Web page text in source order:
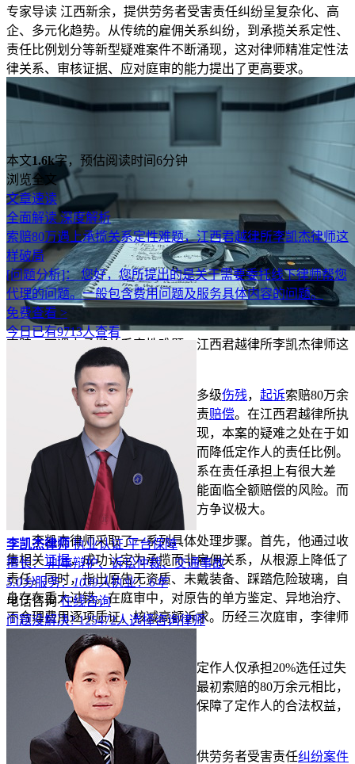
专家导读 江西新余，提供劳务者受害责任纠纷呈复杂化、高
企、多元化趋势。从传统的雇佣关系纠纷，到承揽关系定性、
责任比例划分等新型疑难案件不断涌现，这对律师精准定性法
律关系、审核证据、应对庭审的能力提出了更高要求。
索赔80万遇上承揽关系定性难题，江西君越律所李凯杰律师这
装修施工中，工人高处坠落致多级伤残， 起诉索赔80万余
雇佣关系要求定作人全责赔偿。在江西君越律所执
业期间，李凯杰律师接手此案后发现，本案的疑难之处在于如
法律关系 定性为承揽关系，从而降低定作人的责任比例。
从法律角度看，雇佣关系和承揽关系在责任承担上有很大差
异，如果不能成功定性，定作人可能面临全额赔偿的风险。而
且，原告方极力主张雇佣关系，双方争议极大。
李凯杰律师采取了一系列具体处理步骤。首先，他通过收
集相关证据，成功认定为承揽而非雇佣关系，从根源上降低了
责任。同时，指出原告无资质、未戴装备、踩踏危险玻璃，自
身存在重大过错。在庭审中，对原告的单方鉴定、异地治疗、
不合理费用逐项质证，核减高额诉求。历经三次庭审，李律师
持续补强证据、巩固抗辩观点。
最终，法院认定为承揽关系，定作人仅承担20%选任过失
责任，判决赔偿14万余元，与原告最初索赔的80万余元相比，
大幅降低。这一结果有效保障了定作人的合法权益，
避免了重大 经济损失。
结合江西办案经验，在这类提供劳务者受害责任纠纷案件
本文1.6k字，预估阅读时间6分钟
浏览全文
文章速读
全面解读 深度解析
索赔80万遇上承揽关系定性难题，江西君越律所李凯杰律师这
样破局
[问题分析]：您好，您所提出的是关于需要委托线下律师帮您
代理的问题。一般包含费用问题及服务具体内容的问题。
免费查看 >
今日已有9713人查看
李凯杰律师 执业认证 平台保障
擅长： 刑事辩护、诉讼仲裁、交通事故
5.0分服务：1039人执业：6年
电话咨询 在线咨询
问题没解决?125472人选择咨询律师